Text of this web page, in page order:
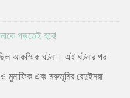
পড়তেই হবে!
আকস্মিক ঘটনা। এই ঘটনার পর
মুনাফিক এবং মরুভূমির বেদুইনরা